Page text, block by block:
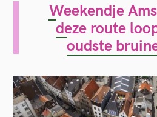
Weekendje
deze route
oudste